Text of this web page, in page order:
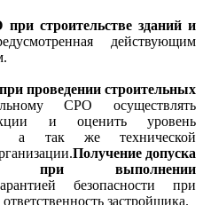
строительстве зданий и
действующим
проведении строительных
СРО осуществлять
и оценить уровень
а так же технической
Получение допуска
при выполнении
безопасности при
застройщика.